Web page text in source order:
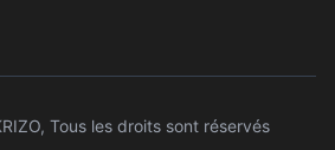
Tous les droits sont réservés